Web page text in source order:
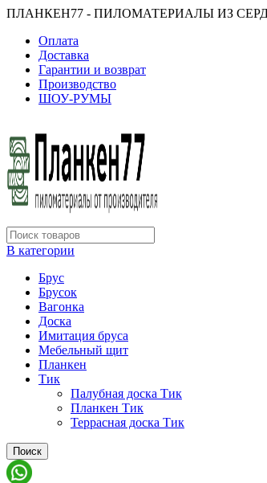
ПЛАНКЕН77 - ПИЛОМАТЕРИАЛЫ ИЗ
Оплата
Доставка
Гарантии и возврат
Производство
ШОУ-РУМЫ
В категории
Брус
Брусок
Вагонка
Доска
Имитация бруса
Мебельный щит
Планкен
Тик
Палубная доска Тик
Планкен Тик
Террасная доска Тик
Поиск